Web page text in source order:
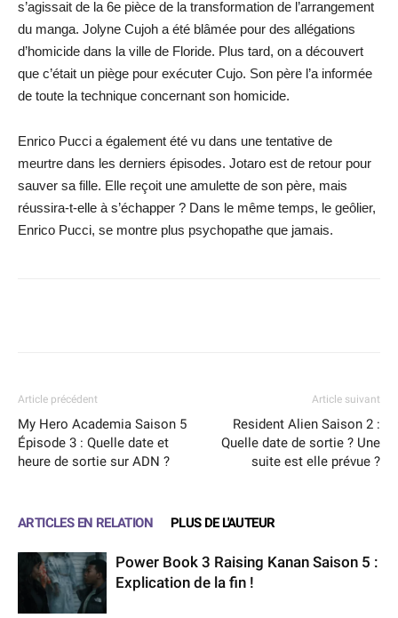
s’agissait de la 6e pièce de la transformation de l’arrangement
du manga. Jolyne Cujoh a été blâmée pour des allégations
d’homicide dans la ville de Floride. Plus tard, on a découvert
que c’était un piège pour exécuter Cujo. Son père l’a informée
de toute la technique concernant son homicide.
Enrico Pucci a également été vu dans une tentative de
meurtre dans les derniers épisodes. Jotaro est de retour pour
sauver sa fille. Elle reçoit une amulette de son père, mais
réussira-t-elle à s’échapper ? Dans le même temps, le geôlier,
Enrico Pucci, se montre plus psychopathe que jamais.
Article précédent
My Hero Academia Saison 5
Épisode 3 : Quelle date et
heure de sortie sur ADN ?
Article suivant
Resident Alien Saison 2 :
Quelle date de sortie ? Une
suite est elle prévue ?
ARTICLES EN RELATION PLUS DE L'AUTEUR
Power Book 3 Raising Kanan Saison 5 :
Explication de la fin !